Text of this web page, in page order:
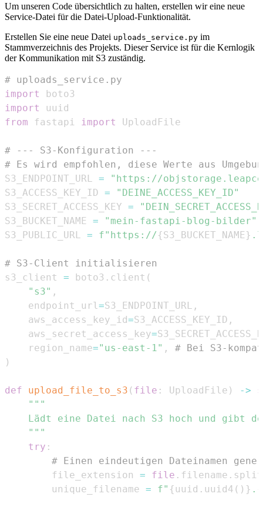
Um unseren Code übersichtlich zu halten, erstellen wir eine neue
Service-Datei für die Datei-Upload-Funktionalität.
Erstellen Sie eine neue Datei uploads_service.py im
Stammverzeichnis des Projekts. Dieser Service ist für die Kernlogik
der Kommunikation mit S3 zuständig.
# uploads_service.py
import
import
from fastapi import
# --- S3-Konfiguration ---
# Es wird empfohlen, diese Werte aus
S3_ENDPOINT_URL =
"https://
S3_ACCESS_KEY_ID =
"DEINE_ACCESS_KEY_ID"
S3_SECRET_ACCESS_KEY =
S3_BUCKET_NAME =
"mein-fastapi-blog-bilder"
S3_PUBLIC_URL = f"https://{S3_BUCKET_NAME}
# S3-Client initialisieren
s3_client = boto3 . client (
"s3" ,
    endpoint_url
=S3_ENDPOINT_URL ,
    aws_access_key_id
=S3_ACCESS_KEY_ID ,
    aws_secret_access_key
=
    region_name
="us-east-1" ,
# Bei S3-
)
def upload_file_to_s3 ( file : UploadFile ) ->
    """
try :
# Einen eindeutigen Dateinamen
        file_extension
= file . filename . split
        unique_filename
= f" {uuid . uuid4 ( ) } .